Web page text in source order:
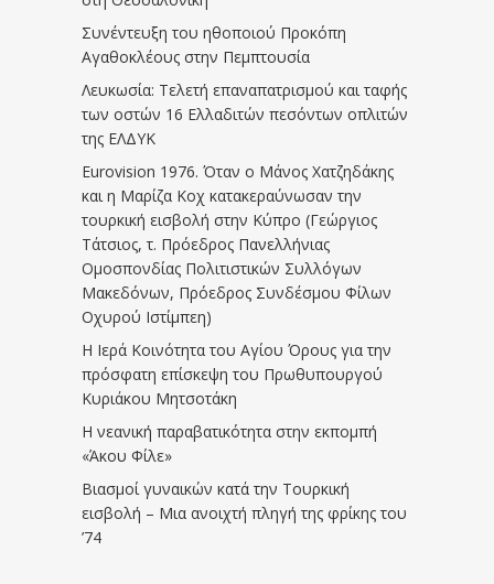
Συνέντευξη του ηθοποιού Προκόπη
Αγαθοκλέους στην Πεμπτουσία
Λευκωσία: Τελετή επαναπατρισμού και ταφής
των οστών 16 Ελλαδιτών πεσόντων οπλιτών
της ΕΛΔΥΚ
Eurovision 1976. Όταν ο Μάνος Χατζηδάκης
και η Μαρίζα Κοχ κατακεραύνωσαν την
τουρκική εισβολή στην Κύπρο (Γεώργιος
Τάτσιος, τ. Πρόεδρος Πανελλήνιας
Ομοσπονδίας Πολιτιστικών Συλλόγων
Μακεδόνων, Πρόεδρος Συνδέσμου Φίλων
Οχυρού Ιστίμπεη)
Η Ιερά Κοινότητα του Αγίου Όρους για την
πρόσφατη επίσκεψη του Πρωθυπουργού
Κυριάκου Μητσοτάκη
Η νεανική παραβατικότητα στην εκπομπή
«Άκου Φίλε»
Βιασμοί γυναικών κατά την Τουρκική
εισβολή – Μια ανοιχτή πληγή της φρίκης του
’74